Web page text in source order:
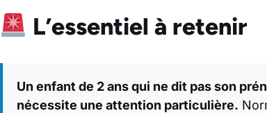
L’essentiel à retenir
Un enfant de 2 ans qui ne dit pas son
nécessite une attention particulière.